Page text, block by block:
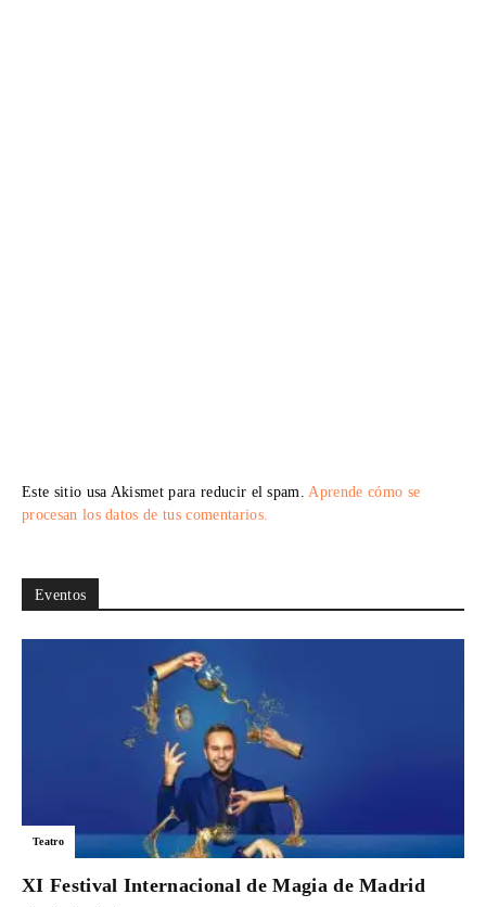
Este sitio usa Akismet para reducir el spam.Aprende cómo se
procesan los datos de tus comentarios.
Eventos
Teatro
XI Festival Internacional de Magia de Madrid